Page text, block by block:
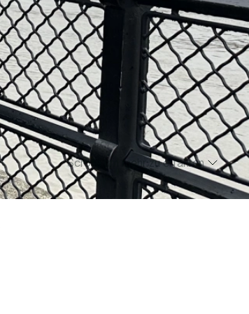
Scrolle um mehr zu erfahren